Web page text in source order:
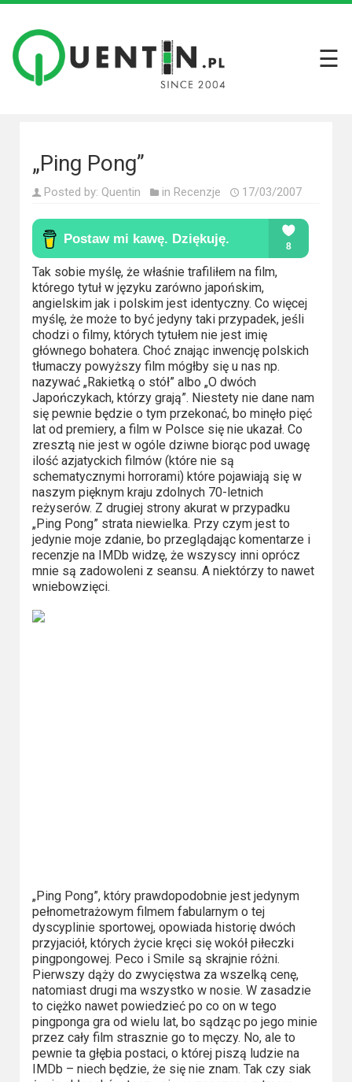
Filmy
Krótkie
recenzje
Seriale
Wszystkie
recenzje
seriali
Kategorie
Bollywood
&
s-
ka
Filmy
dokumentalne
Horrory
Kino
azjatyckie
na
faktach
Thrillery
Streaming
Amazon
Prime
☰
„Ping Pong”
Posted by: Quentin in Recenzje 17/03/2007
Tak sobie myślę, że właśnie trafiliłem na film,
którego tytuł w języku zarówno japońskim,
angielskim jak i polskim jest identyczny. Co więcej
myślę, że może to być jedyny taki przypadek, jeśli
chodzi o filmy, których tytułem nie jest imię
głównego bohatera. Choć znając inwencję polskich
tłumaczy powyższy film mógłby się u nas np.
nazywać „Rakietką o stół” albo „O dwóch
Japończykach, którzy grają”. Niestety nie dane nam
się pewnie będzie o tym przekonać, bo minęło pięć
lat od premiery, a film w Polsce się nie ukazał. Co
zresztą nie jest w ogóle dziwne biorąc pod uwagę
ilość azjatyckich filmów (które nie są
schematycznymi horrorami) które pojawiają się w
naszym pięknym kraju zdolnych 70-letnich
reżyserów. Z drugiej strony akurat w przypadku
„Ping Pong” strata niewielka. Przy czym jest to
jedynie moje zdanie, bo przeglądając komentarze i
recenzje na IMDb widzę, że wszyscy inni oprócz
mnie są zadowoleni z seansu. A niektórzy to nawet
wniebowzięci.
„Ping Pong”, który prawdopodobnie jest jedynym
pełnometrażowym filmem fabularnym o tej
dyscyplinie sportowej, opowiada historię dwóch
przyjaciół, których życie kręci się wokół piłeczki
pingpongowej. Peco i Smile są skrajnie różni.
Pierwszy dąży do zwycięstwa za wszelką cenę,
natomiast drugi ma wszystko w nosie. W zasadzie
to ciężko nawet powiedzieć po co on w tego
pingponga gra od wielu lat, bo sądząc po jego minie
przez cały film strasznie go to męczy. No, ale to
pewnie ta głębia postaci, o której piszą ludzie na
IMDb – niech będzie, że się nie znam. Tak czy siak